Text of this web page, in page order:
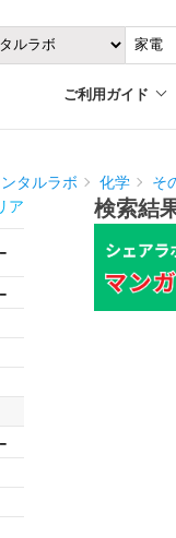
ご利用ガイド
タルラボ 化学 そ
ア
-
-
-
検索結